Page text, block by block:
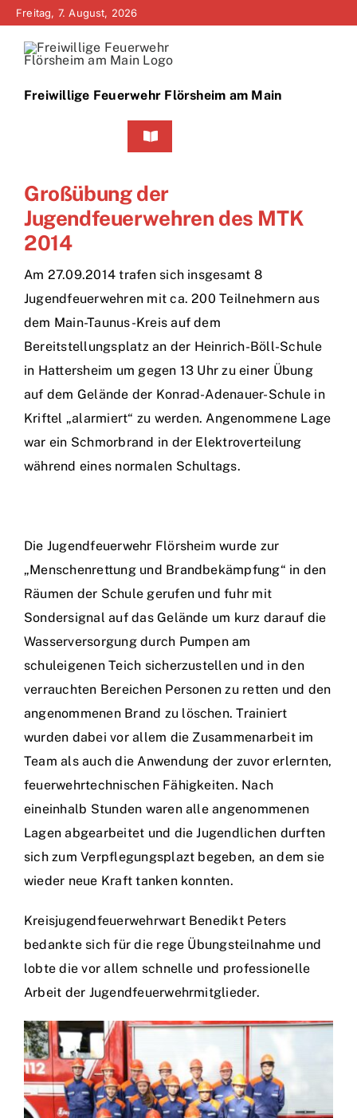
Zum
springen
Freitag, 7. August, 2026
Freiwillige Feuerwehr Flörsheim am Main
Toggle
Neuigkeiten
Über uns
Technik
Einsätze
Großübung der
Jugendfeuerwehren des MTK
2014
Am 27.09.2014 trafen sich insgesamt 8
Jugendfeuerwehren mit ca. 200 Teilnehmern aus
dem Main-Taunus-Kreis auf dem
Bereitstellungsplatz an der Heinrich-Böll-Schule
in Hattersheim um gegen 13 Uhr zu einer Übung
auf dem Gelände der Konrad-Adenauer-Schule in
Kriftel „alarmiert“ zu werden. Angenommene Lage
war ein Schmorbrand in der Elektroverteilung
während eines normalen Schultags.
Die Jugendfeuerwehr Flörsheim wurde zur
„Menschenrettung und Brandbekämpfung“ in den
Räumen der Schule gerufen und fuhr mit
Sondersignal auf das Gelände um kurz darauf die
Wasserversorgung durch Pumpen am
schuleigenen Teich sicherzustellen und in den
verrauchten Bereichen Personen zu retten und den
angenommenen Brand zu löschen. Trainiert
wurden dabei vor allem die Zusammenarbeit im
Team als auch die Anwendung der zuvor erlernten,
feuerwehrtechnischen Fähigkeiten. Nach
eineinhalb Stunden waren alle angenommenen
Lagen abgearbeitet und die Jugendlichen durften
sich zum Verpflegungsplazt begeben, an dem sie
wieder neue Kraft tanken konnten.
Kreisjugendfeuerwehrwart Benedikt Peters
bedankte sich für die rege Übungsteilnahme und
lobte die vor allem schnelle und professionelle
Arbeit der Jugendfeuerwehrmitglieder.